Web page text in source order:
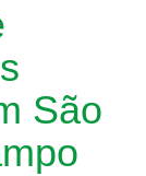
São